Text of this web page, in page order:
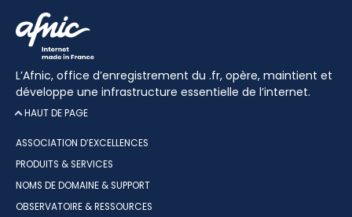
L’Afnic, office d’enregistrement du .fr, opère, maintient et
développe une infrastructure essentielle de l’internet.
HAUT DE PAGE
ASSOCIATION D’EXCELLENCES
PRODUITS & SERVICES
NOMS DE DOMAINE & SUPPORT
OBSERVATOIRE & RESSOURCES